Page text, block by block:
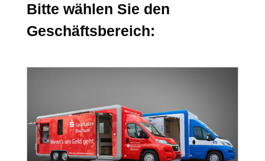
Bitte wählen Sie den
Geschäftsbereich: